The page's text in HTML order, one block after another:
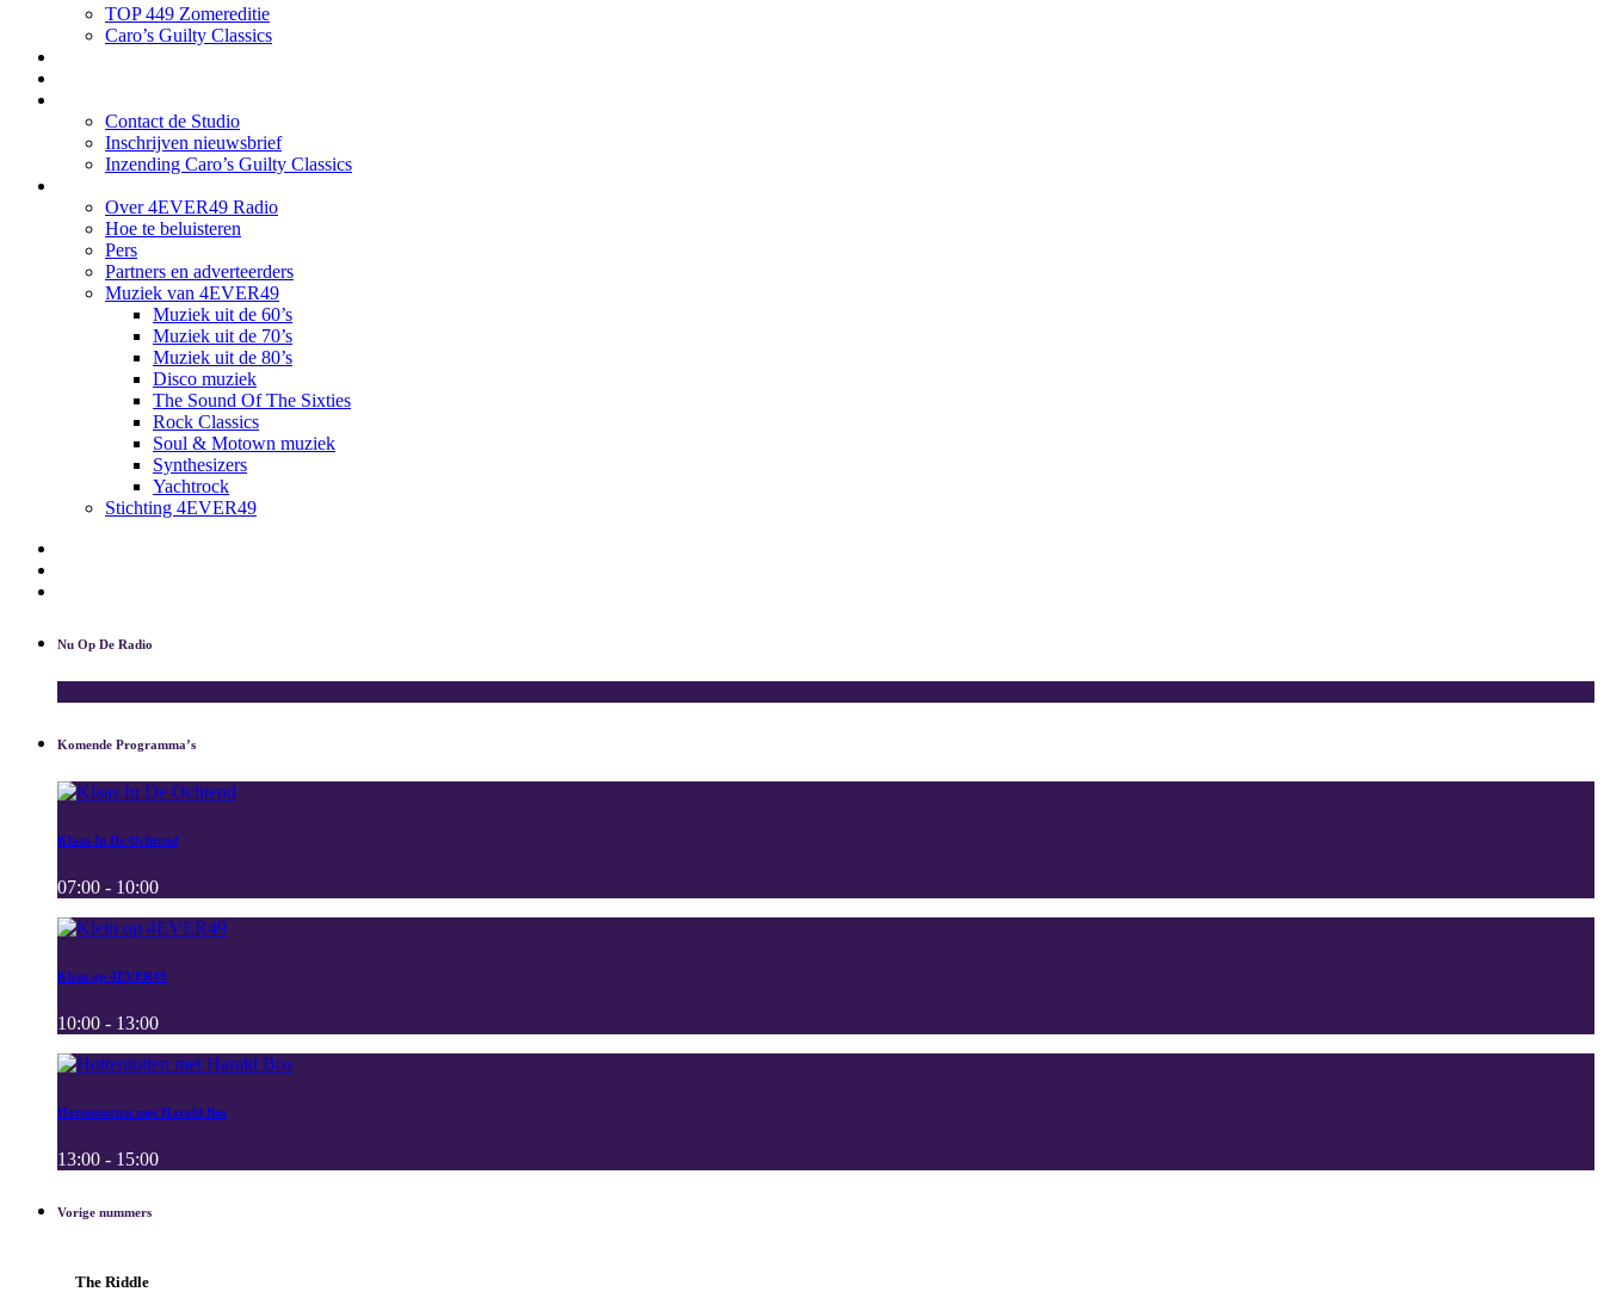
TOP 449 Zomereditie
Caro’s Guilty Classics
Contact de Studio
Inschrijven nieuwsbrief
Inzending Caro’s Guilty Classics
Over 4EVER49 Radio
Hoe te beluisteren
Pers
Partners en adverteerders
Muziek van 4EVER49
Muziek uit de 60’s
Muziek uit de 70’s
Muziek uit de 80’s
Disco muziek
The Sound Of The Sixties
Rock Classics
Soul & Motown muziek
Synthesizers
Yachtrock
Stichting 4EVER49
Nu Op De Radio
Komende Programma’s
Klaas In De Ochtend
07:00 - 10:00
Klein op 4EVER49
10:00 - 13:00
Hottentotten met Harald Bos
13:00 - 15:00
Vorige nummers
The Riddle